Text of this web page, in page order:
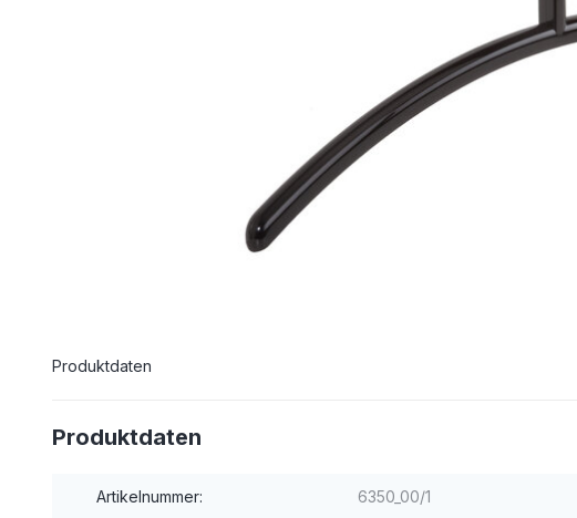
Produktdaten
Produktdaten
Artikelnummer: 6350_00/1